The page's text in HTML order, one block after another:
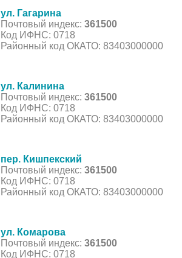
ул. Гагарина
Почтовый индекс: 361500
Код ИФНС: 0718
Районный код ОКАТО: 83403000000
ул. Калинина
Почтовый индекс: 361500
Код ИФНС: 0718
Районный код ОКАТО: 83403000000
пер. Кишпекский
Почтовый индекс: 361500
Код ИФНС: 0718
Районный код ОКАТО: 83403000000
ул. Комарова
Почтовый индекс: 361500
Код ИФНС: 0718